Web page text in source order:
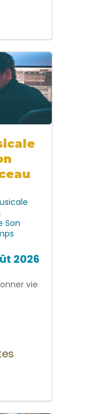
Son
2026
vie